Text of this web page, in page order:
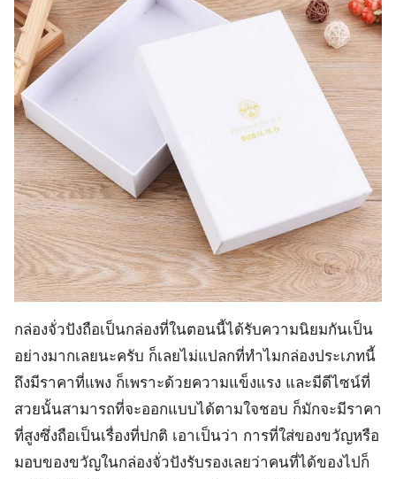
กล่องจั่วปังถือเป็นกล่องที่ในตอนนี้ได้รับความนิยมกันเป็น
อย่างมากเลยนะครับ ก็เลยไม่แปลกที่ทำไมกล่องประเภทนี้
ถึงมีราคาที่แพง ก็เพราะด้วยความแข็งแรง และมีดีไซน์ที่
สวยนั้นสามารถที่จะออกแบบได้ตามใจชอบ ก็มักจะมีราคา
ที่สูงซึ่งถือเป็นเรื่องที่ปกติ เอาเป็นว่า การที่ใส่ของขวัญหรือ
มอบของขวัญในกล่องจั่วปังรับรองเลยว่าคนที่ได้ของไปก็